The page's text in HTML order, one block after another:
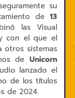
su
de 13
las Visual
con el que el
otros sistemas
de Unicorn
lanzado el
de los títulos
de 2024.